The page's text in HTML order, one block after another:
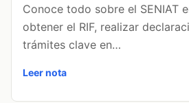
Conoce todo sobre el SENIAT
obtener el RIF, realizar
trámites clave en…
Leer nota